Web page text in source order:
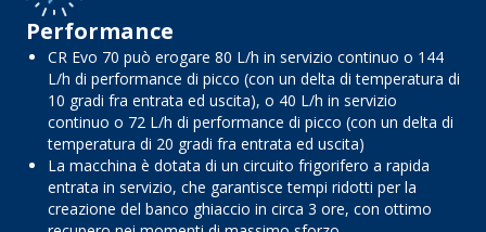
Performance
CR Evo 70 può erogare 80 L/h in servizio continuo o 144
L/h di performance di picco (con un delta di temperatura di
10 gradi fra entrata ed uscita), o 40 L/h in servizio
continuo o 72 L/h di performance di picco (con un delta di
temperatura di 20 gradi fra entrata ed uscita)
La macchina è dotata di un circuito frigorifero a rapida
entrata in servizio, che garantisce tempi ridotti per la
creazione del banco ghiaccio in circa 3 ore, con ottimo